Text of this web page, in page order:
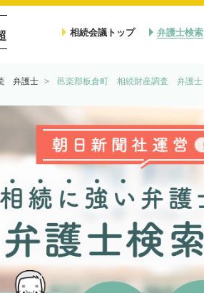
相続会議トップ 弁護士検索
弁護士 邑楽郡板倉町 相続財産調査 弁護士